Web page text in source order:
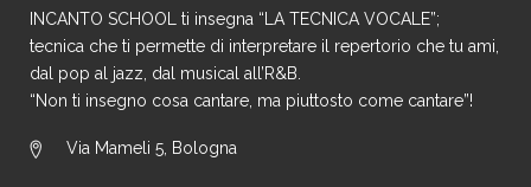
INCANTO SCHOOL ti insegna “LA TECNICA VOCALE”;
tecnica che ti permette di interpretare il repertorio che tu ami,
dal pop al jazz, dal musical all’R&B.
“Non ti insegno cosa cantare, ma piuttosto come cantare”!
Via Mameli 5, Bologna